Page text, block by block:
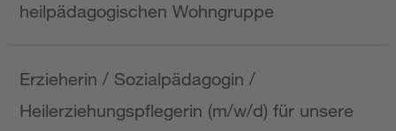
heilpädagogischen Wohngruppe
Erzieherin / Sozialpädagogin /
Heilerziehungspflegerin (m/w/d) für unsere